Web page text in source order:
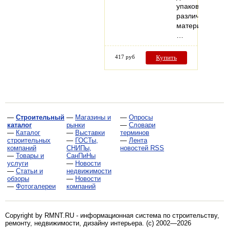
упаковки
различных
материалов,
417 руб Купить
— Строительный
каталог
— Каталог
строительных
компаний
— Товары и
услуги
— Статьи и
обзоры
— Фотогалереи
— Магазины и
рынки
— Выставки
— ГОСТы,
СНИПы,
СанПиНы
— Новости
недвижимости
— Новости
компаний
— Опросы
— Словари
терминов
— Лента
новостей RSS
Copyright by RMNT.RU - информационная система по строительству,
ремонту, недвижимости, дизайну интерьера. (c) 2002—2026